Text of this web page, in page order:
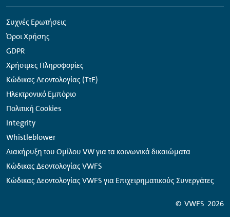
Συχνές Ερωτήσεις
Όροι Χρήσης
GDPR
Χρήσιμες Πληροφορίες
Κώδικας Δεοντολογίας (ΤτΕ)
Ηλεκτρονικό Εμπόριο
Πολιτική Cookies
Integrity
Whistleblower
Διακήρυξη του Ομίλου VW για τα κοινωνικά δικαιώματα
Κώδικας Δεοντολογίας VWFS
Κώδικας Δεοντολογίας VWFS για Επιχειρηματικούς Συνεργάτες
δικτύων
© VWFS 2026